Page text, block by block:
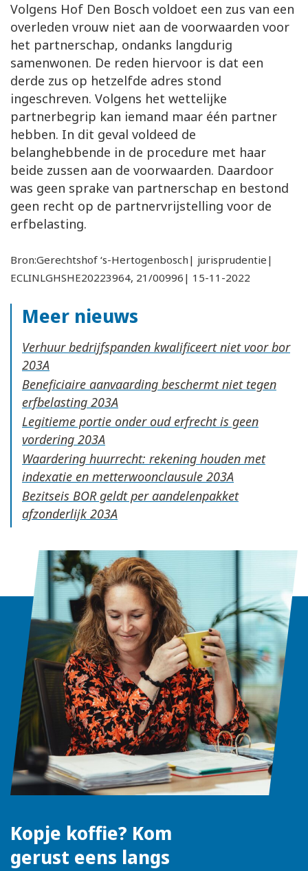
Volgens Hof Den Bosch voldoet een zus van een
overleden vrouw niet aan de voorwaarden voor
het partnerschap, ondanks langdurig
samenwonen. De reden hiervoor is dat een
derde zus op hetzelfde adres stond
ingeschreven. Volgens het wettelijke
partnerbegrip kan iemand maar één partner
hebben. In dit geval voldeed de
belanghebbende in de procedure met haar
beide zussen aan de voorwaarden. Daardoor
was geen sprake van partnerschap en bestond
geen recht op de partnervrijstelling voor de
erfbelasting.
Bron:Gerechtshof ‘s-Hertogenbosch| jurisprudentie|
ECLINLGHSHE20223964, 21/00996| 15-11-2022
Meer nieuws
Verhuur bedrijfspanden kwalificeert niet voor bor
Beneficiaire aanvaarding beschermt niet tegen
erfbelasting
Legitieme portie onder oud erfrecht is geen
vordering
Waardering huurrecht: rekening houden met
indexatie en metterwoonclausule
Bezitseis BOR geldt per aandelenpakket
afzonderlijk
Kopje koffie? Kom
gerust eens langs